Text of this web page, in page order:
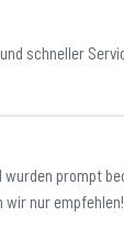
schneller
prompt
nur